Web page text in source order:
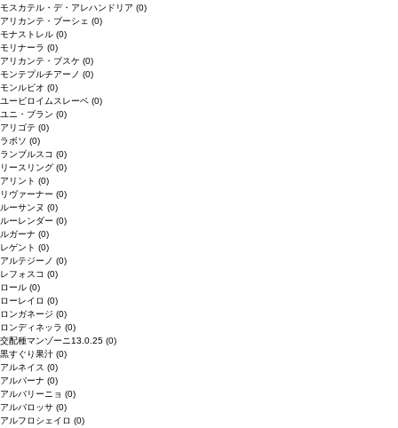
モスカテル・デ・アレハンドリア (0)
アリカンテ・ブーシェ (0)
モナストレル (0)
モリナーラ (0)
アリカンテ・ブスケ (0)
モンテプルチアーノ (0)
モンルビオ (0)
ユービロイムスレーベ (0)
ユニ・ブラン (0)
アリゴテ (0)
ラボソ (0)
ランブルスコ (0)
リースリング (0)
アリント (0)
リヴァーナー (0)
ルーサンヌ (0)
ルーレンダー (0)
ルガーナ (0)
レゲント (0)
アルテジーノ (0)
レフォスコ (0)
ロール (0)
ローレイロ (0)
ロンガネージ (0)
ロンディネッラ (0)
交配種マンゾーニ13.0.25 (0)
黒すぐり果汁 (0)
アルネイス (0)
アルバーナ (0)
アルバリーニョ (0)
アルバロッサ (0)
アルフロシェイロ (0)